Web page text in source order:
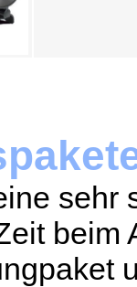
sehr
beim